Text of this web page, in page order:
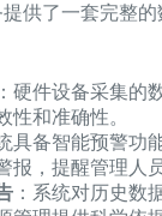
供了一套完整
：硬件设备采集的
性和准确性。
具备智能预警功
报，提醒管理人
：系统对历史数